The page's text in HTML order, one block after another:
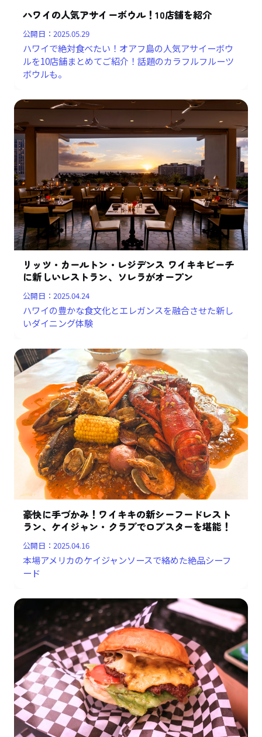
ハワイの人気アサイーボウル！10店舗を紹介
公開日：2025.05.29
ハワイで絶対食べたい！オアフ島の人気アサイーボウ
ルを10店舗まとめてご紹介！話題のカラフルフルーツ
ボウルも。
リッツ・カールトン・レジデンス ワイキキビーチ
に新しいレストラン、ソレラがオープン
公開日：2025.04.24
ハワイの豊かな食文化とエレガンスを融合させた新し
いダイニング体験
豪快に手づかみ！ワイキキの新シーフードレスト
ラン、ケイジャン・クラブでロブスターを堪能！
公開日：2025.04.16
本場アメリカのケイジャンソースで絡めた絶品シーフ
ード